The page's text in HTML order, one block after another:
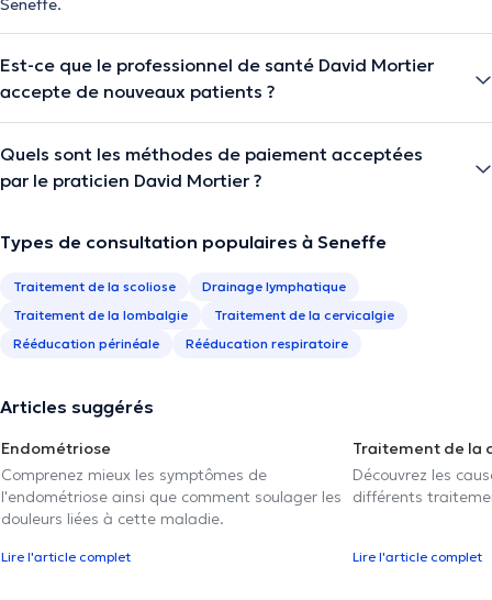
Seneffe.
Est-ce que le professionnel de santé David Mortier
accepte de nouveaux patients ?
Quels sont les méthodes de paiement acceptées
par le praticien David Mortier ?
Types de consultation populaires à Seneffe
Traitement de la scoliose
Drainage lymphatique
Traitement de la lombalgie
Traitement de la cervicalgie
Rééducation périnéale
Rééducation respiratoire
Articles suggérés
Endométriose
Comprenez mieux les symptômes de
l'endométriose ainsi que comment soulager les
douleurs liées à cette maladie.
Lire l'article complet
Traitement de la
Découvrez les
différents
Lire l'article complet